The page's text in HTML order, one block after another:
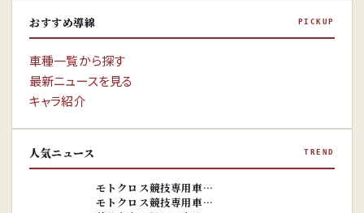
おすすめ導線 PICKUP
車種一覧から探す
最新ニュースを見る
キャラ紹介
人気ニュース TREND
※画像はイ
モトクロス競技専用車…
モトクロス競技専用車…